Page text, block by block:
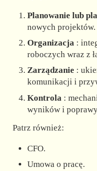
Planowanie lub
nowych projektów.
Organizacja :
roboczych wraz z
Zarządzanie :
komunikacji i
Kontrola :
wyników i
Patrz również:
CFO.
Umowa o pracę.